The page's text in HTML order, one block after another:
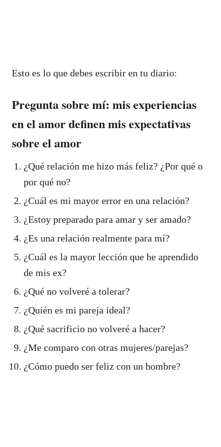
Esto es lo que debes escribir en tu diario:
Pregunta sobre mí: mis experiencias
en el amor definen mis expectativas
sobre el amor
¿Qué relación me hizo más feliz? ¿Por qué o
por qué no?
¿Cuál es mi mayor error en una relación?
¿Estoy preparado para amar y ser amado?
¿Es una relación realmente para mí?
¿Cuál es la mayor lección que he aprendido
de mis ex?
¿Qué no volveré a tolerar?
¿Quién es mi pareja ideal?
¿Qué sacrificio no volveré a hacer?
¿Me comparo con otras mujeres/parejas?
¿Cómo puedo ser feliz con un hombre?